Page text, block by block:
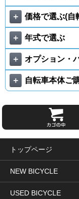
＋ 価格で選ぶ(自
＋ 年式で選ぶ
＋ オプション・
＋ 自転車本体ご
トップページ
NEW BICYCLE
USED BICYCLE